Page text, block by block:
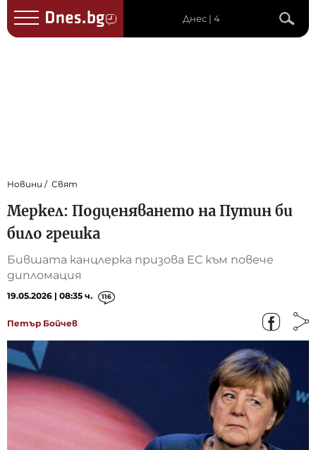
Днес | 4
Новини Свят
Меркел: Подценяването на Путин би
било грешка
Бившата канцлерка призова ЕС към повече
дипломация
19.05.2026 | 08:35 ч. 116
Петър Бойчев